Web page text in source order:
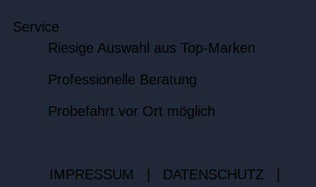
Service
Riesige Auswahl aus Top-Marken
Professionelle Beratung
Probefahrt vor Ort möglich
IMPRESSUM DATENSCHUTZ